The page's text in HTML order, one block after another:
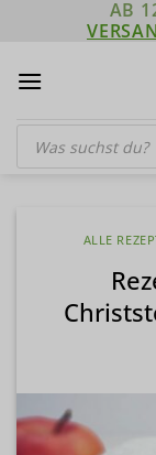
AB
Products
search
ALLE